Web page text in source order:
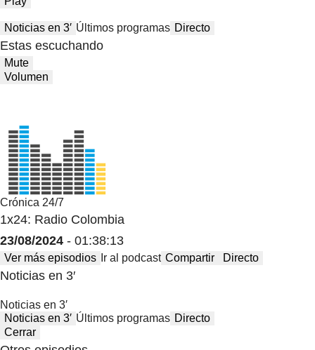
Noticias en 3′ Últimos programas Directo
Estas escuchando
Mute
Volumen
Crónica 24/7
1x24: Radio Colombia
23/08/2024 - 01:38:13
Ver más episodios Ir al podcast Compartir Directo
Noticias en 3′
Noticias en 3′
Noticias en 3′ Últimos programas Directo
Cerrar